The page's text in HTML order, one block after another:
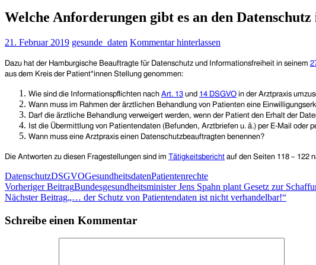
Welche Anforderungen gibt es an den
21. Februar 2019 gesunde_daten Kommentar hinterlassen
Dazu hat der Hamburgische Beauftragte für Datenschutz und Informationsfreiheit in seinem
aus dem Kreis der Patient*innen Stellung genommen:
Wie sind die Informationspflichten nach Art. 13 und 14 DSGVO in der Arztpraxis
Wann muss im Rahmen der ärztlichen Behandlung von Patienten eine
Darf die ärztliche Behandlung verweigert werden, wenn der Patient den Erhalt der
Ist die Übermittlung von Patientendaten (Befunden, Arztbriefen u. ä.) per E-Mail oder
Wann muss eine Arztpraxis einen Datenschutzbeauftragten benennen?
Die Antworten zu diesen Fragestellungen sind im Tätigkeitsbericht auf den Seiten 118 – 122
DatenschutzDSGVOGesundheitsdatenPatientenrechte
Beitragsnavigation
Vorheriger BeitragBundesgesundheitsminister Jens Spahn plant Gesetz zur
Nächster Beitrag„… der Schutz von Patientendaten ist nicht verhandelbar!“
Schreibe einen Kommentar